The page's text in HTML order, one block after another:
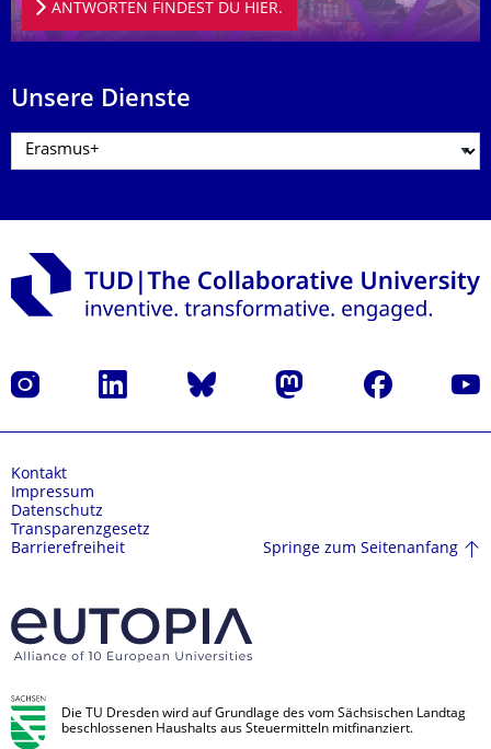
ANTWORTEN FINDEST DU HIER.
Unsere Dienste
Instagram LinkedIn Bluesky Mastodon Facebook
Kontakt
Impressum
Datenschutz
Transparenzgesetz
Barrierefreiheit
Springe zum Seitenanfang
Die TU Dresden wird auf Grundlage des vom Sächsischen Landtag
beschlossenen Haushalts aus Steuermitteln mitfinanziert.